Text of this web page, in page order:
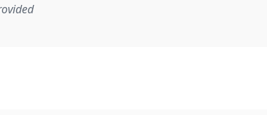
rule or other specification that forms the basis